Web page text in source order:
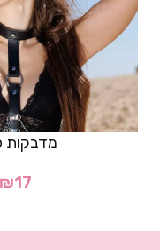
מדבקות
₪17